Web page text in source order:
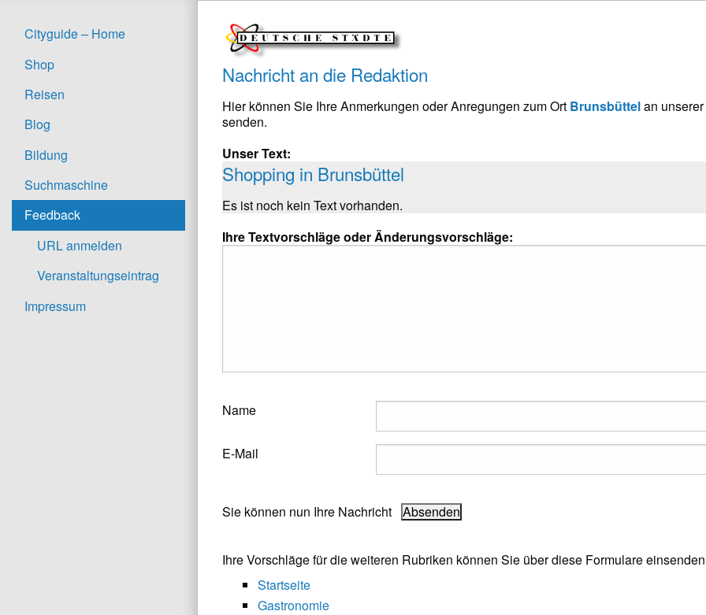
Cityguide – Home
Shop
Reisen
Blog
Bildung
Suchmaschine
Feedback
URL anmelden
Veranstaltungseintrag
Impressum
Nachricht an die Redaktion
Hier können Sie Ihre Anmerkungen oder Anregungen zum Ort Brunsbüttelan
senden.
Unser Text:
Shopping in Brunsbüttel
Es ist noch kein Text vorhanden.
Ihre Textvorschläge oder Änderungsvorschläge:
Name
E-Mail
Sie können nun Ihre Nachricht
Ihre Vorschläge für die weiteren Rubriken können Sie über diese Formulare
Startseite
Gastronomie